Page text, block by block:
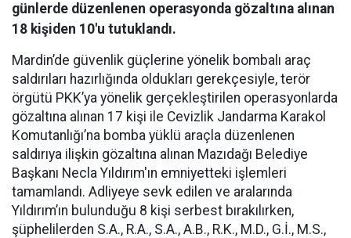
günlerde düzenlenen operasyonda gözaltına alınan
18 kişiden 10'u tutuklandı.
Mardin’de güvenlik güçlerine yönelik bombalı araç
saldırıları hazırlığında oldukları gerekçesiyle, terör
örgütü PKK’ya yönelik gerçekleştirilen operasyonlarda
gözaltına alınan 17 kişi ile Cevizlik Jandarma Karakol
Komutanlığı’na bomba yüklü araçla düzenlenen
saldırıya ilişkin gözaltına alınan Mazıdağı Belediye
Başkanı Necla Yıldırım'ın emniyetteki işlemleri
tamamlandı. Adliyeye sevk edilen ve aralarında
Yıldırım’ın bulunduğu 8 kişi serbest bırakılırken,
şüphelilerden S.A., R.A., S.A., A.B., R.K., M.D., G.İ., M.S.,